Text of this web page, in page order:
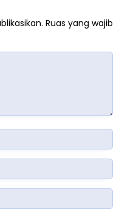
Ruas yang wajib